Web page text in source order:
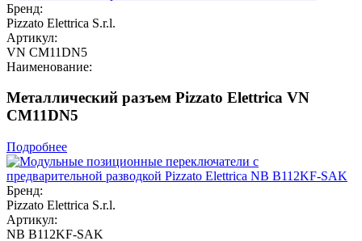
Бренд:
Pizzato Elettrica S.r.l.
Артикул:
VN CM11DN5
Наименование:
Металлический разъем Pizzato Elettrica VN
CM11DN5
Подробнее
Бренд:
Pizzato Elettrica S.r.l.
Артикул:
NB B112KF-SAK